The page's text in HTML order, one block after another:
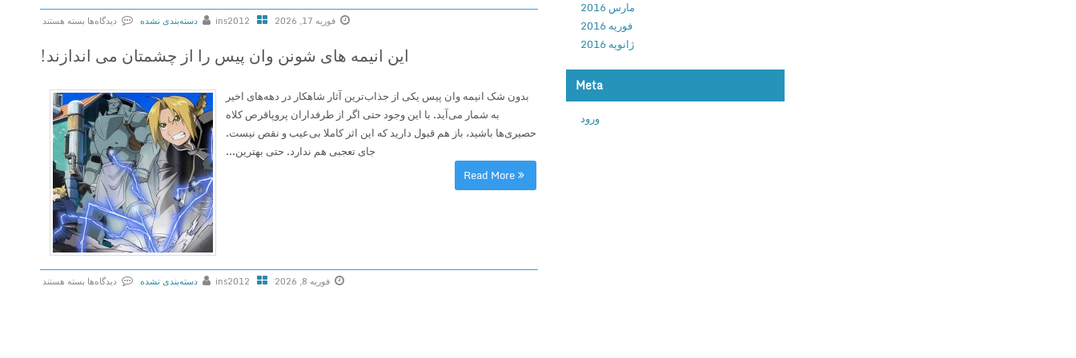
ش
خ
پ
ا
ی
ا
ن
ی
ا
ن
ی
م
ه
فوریه 17, 2026 ins2012 دسته‌بندی نشده
دیدگاه‌ها
ر
ی
ن
ق
ش
گ
ن
د
ا
ل
ف
د
بسته هستند
این انیمه های شونن وان پیس را از چشمتان می اندازند!
بدون شک انیمه وان پیس یکی از جذاب‌ترین آثار شاهکار در دهه‌های اخیر
به شمار می‌آید. با این وجود حتی اگر از طرفداران پروپاقرص کلاه
حصیری‌ها باشید، باز هم قبول دارید که این اثر کاملا بی‌عیب و نقص نیست.
جای تعجبی هم ندارد. حتی بهترین...
Read More
فوریه 8, 2026 ins2012 دسته‌بندی نشده
دیدگاه‌ها بسته هستند
مارس 2016
فوریه 2016
ژانویه 2016
Meta
ورود